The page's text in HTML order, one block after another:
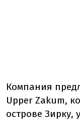
Компания
Upper Zakum,
острове